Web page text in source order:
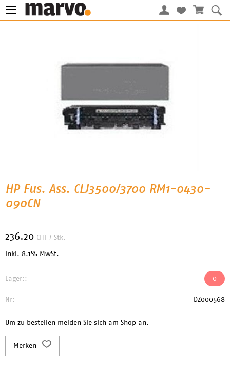
HP Fus. Ass. CLJ3500/3700 RM1-0430-
090CN
236.20 CHF / Stk.
inkl. 8.1% MwSt.
Lager:: 0
Nr: DZ000568
Um zu bestellen melden Sie sich am Shop an.
Merken